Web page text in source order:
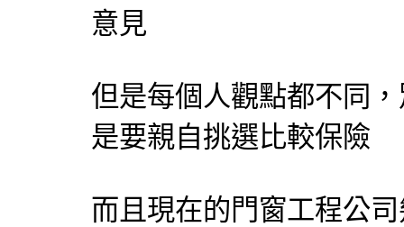
意見
但是每個人觀點都不同
是要親自挑選比較保險
而且現在的 門窗工程公